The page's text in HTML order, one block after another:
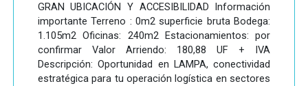
GRAN UBICACIÓN Y ACCESIBILIDAD Información
importante Terreno : 0m2 superficie bruta Bodega:
1.105m2 Oficinas: 240m2 Estacionamientos: por
confirmar Valor Arriendo: 180,88 UF + IVA
Descripción: Oportunidad en LAMPA, conectividad
estratégica para tu operación logística en sectores